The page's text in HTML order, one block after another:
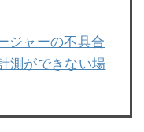
ジャーの不具合
測ができない場